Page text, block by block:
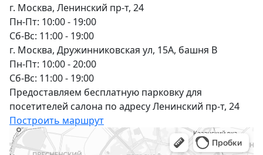
г. Москва, Ленинский пр-т, 24
Пн-Пт: 10:00 - 19:00
Сб-Вс: 11:00 - 19:00
г. Москва, Дружинниковская ул, 15А, башня В
Пн-Пт: 10:00 - 20:00
Сб-Вс: 11:00 - 19:00
Предоставляем бесплатную парковку для
посетителей салона по адресу Ленинский пр-т, 24
Построить маршрут